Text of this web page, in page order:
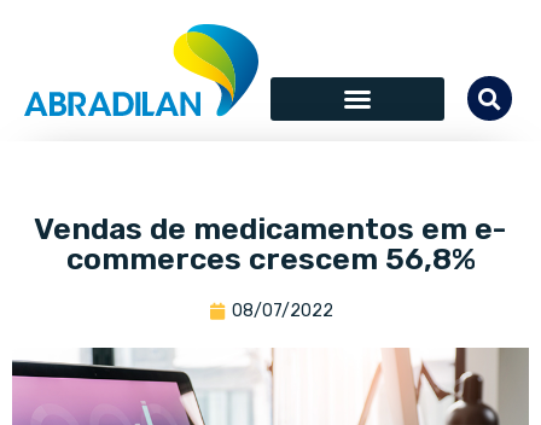
Vendas de medicamentos em e-
commerces crescem 56,8%
08/07/2022